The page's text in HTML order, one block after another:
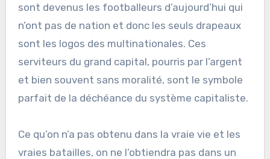
sont devenus les footballeurs d’aujourd’hui qui
n’ont pas de nation et donc les seuls drapeaux
sont les logos des multinationales. Ces
serviteurs du grand capital, pourris par l’argent
et bien souvent sans moralité, sont le symbole
parfait de la déchéance du système capitaliste.
Ce qu’on n’a pas obtenu dans la vraie vie et les
vraies batailles, on ne l’obtiendra pas dans un